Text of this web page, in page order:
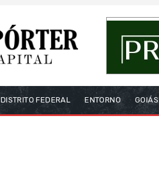
DISTRITO FEDERAL ENTORNO GOIÁS